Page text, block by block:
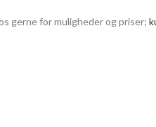
gerne for muligheder og priser;